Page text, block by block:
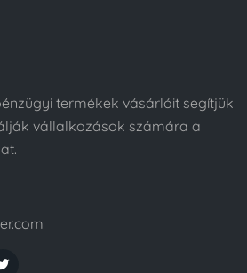
termékek vásárlóit segítjük
vállalkozások számára a